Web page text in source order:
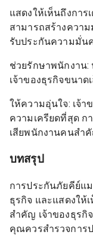
แสดงให้เห็นถึงกา
สามารถสร้างควา
รับประกันความมั่น
ช่วยรักษาพนักงาน
เจ้าของธุรกิจขนา
ให้ความอุ่นใจ: เจ้
ความเครียดที่สุด ก
เสียพนักงานคนสำ
บทสรุป
การประกันภัยคีย์แ
ธุรกิจ และแสดงให้
สำคัญ เจ้าของธุรกิ
คุณควรสำรวจการ